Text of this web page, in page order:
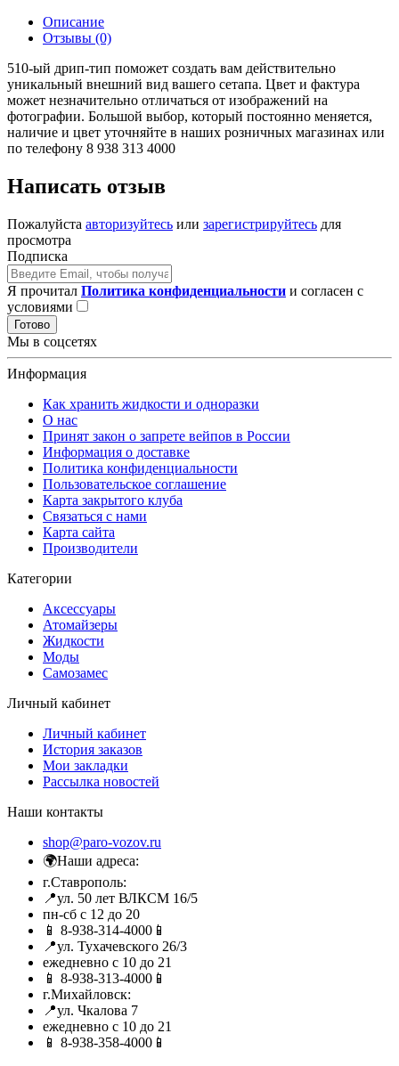
Описание
Отзывы (0)
510-ый дрип-тип поможет создать вам действительно
уникальный внешний вид вашего сетапа. Цвет и фактура
может незначительно отличаться от изображений на
фотографии. Большой выбор, который постоянно меняется,
наличие и цвет уточняйте в наших розничных магазинах или
по телефону 8 938 313 4000
Написать отзыв
Пожалуйста авторизуйтесь или зарегистрируйтесь для
просмотра
Подписка
Я прочитал Политика конфиденциальности и согласен с
условиями
Готово
Мы в соцсетях
Информация
Как хранить жидкости и одноразки
О нас
Принят закон о запрете вейпов в России
Информация о доставке
Политика конфиденциальности
Пользовательское соглашение
Карта закрытого клуба
Связаться с нами
Карта сайта
Производители
Категории
Аксессуары
Атомайзеры
Жидкости
Моды
Самозамес
Личный кабинет
Личный кабинет
История заказов
Мои закладки
Рассылка новостей
Наши контакты
shop@paro-vozov.ru
🌍Наши адреса:
г.Ставрополь:
📍ул. 50 лет ВЛКСМ 16/5
пн-сб с 12 до 20
📱 8-938-314-4000📱
📍ул. Тухачевского 26/3
ежедневно с 10 до 21
📱 8-938-313-4000📱
г.Михайловск:
📍ул. Чкалова 7
ежедневно с 10 до 21
📱 8-938-358-4000📱